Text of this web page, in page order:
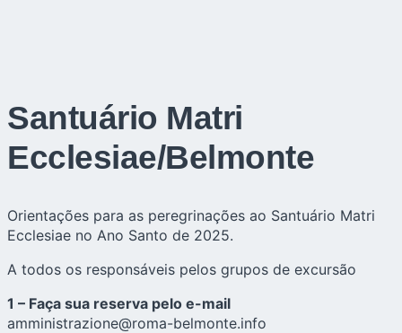
Santuário Matri
Ecclesiae/Belmonte
Orientações para as peregrinações ao Santuário Matri
Ecclesiae no Ano Santo de 2025.
A todos os responsáveis pelos grupos de excursão
1 – Faça sua reserva pelo e-mail
amministrazione@roma-belmonte.info